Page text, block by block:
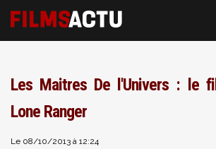
Les Maitres De l'Univers : le
Lone Ranger
Le 08/10/2013 à 12:24